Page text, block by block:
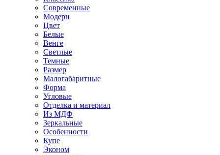
Современные
Модерн
Цвет
Белые
Венге
Светлые
Темные
Размер
Малогабаритные
Форма
Угловые
Отделка и материал
Из МДФ
Зеркальные
Особенности
Купе
Эконом